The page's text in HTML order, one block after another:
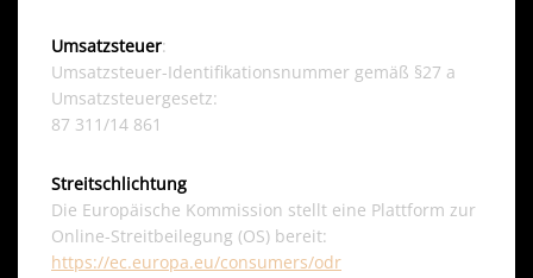
Umsatzsteuer:
Umsatzsteuer-Identifikationsnummer gemäß §27 a
Umsatzsteuergesetz:
87 311/14 861
Streitschlichtung
Die Europäische Kommission stellt eine Plattform zur
Online-Streitbeilegung (OS) bereit:
https://ec.europa.eu/consumers/odr